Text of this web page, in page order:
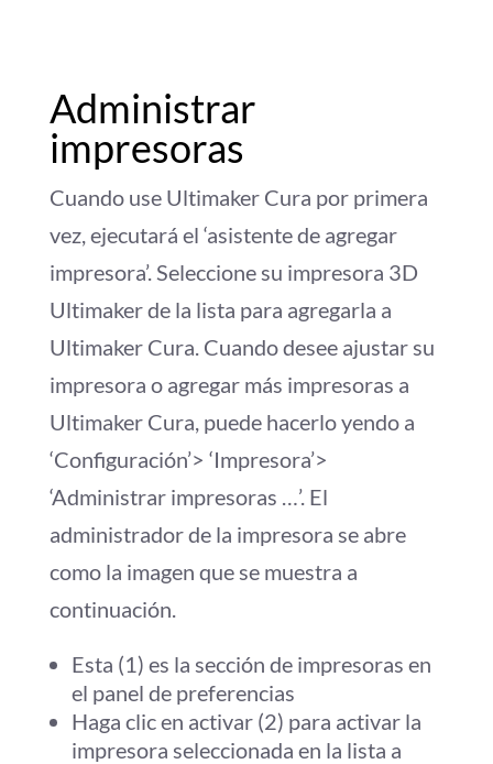
Administrar
impresoras
Cuando use Ultimaker Cura por primera
vez, ejecutará el ‘asistente de agregar
impresora’. Seleccione su impresora 3D
Ultimaker de la lista para agregarla a
Ultimaker Cura. Cuando desee ajustar su
impresora o agregar más impresoras a
Ultimaker Cura, puede hacerlo yendo a
‘Configuración’> ‘Impresora’>
‘Administrar impresoras …’. El
administrador de la impresora se abre
como la imagen que se muestra a
continuación.
Esta (1) es la sección de impresoras en
el panel de preferencias
Haga clic en activar (2) para activar la
impresora seleccionada en la lista a